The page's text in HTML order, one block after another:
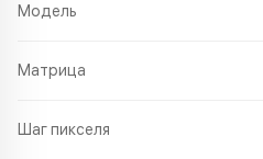
Модель
Матрица
Шаг пикселя